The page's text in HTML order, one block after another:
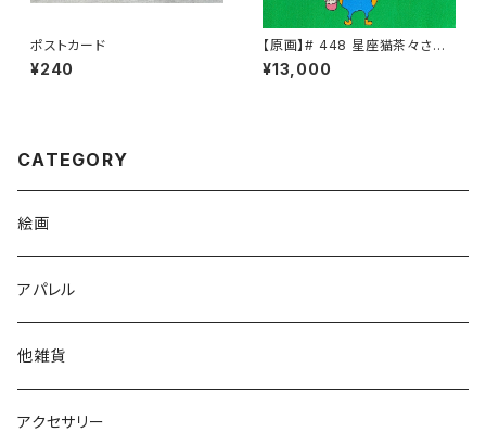
ポストカード
¥240
【原画】# 448 星座猫茶々さん
牡羊座
¥13,000
CATEGORY
絵画
アパレル
他雑貨
アクセサリー